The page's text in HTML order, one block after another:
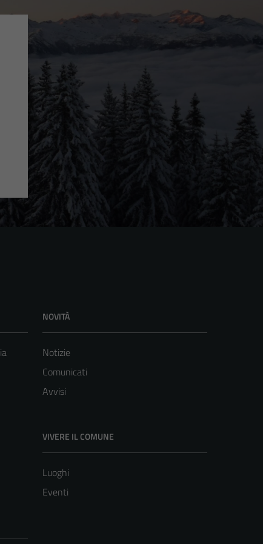
NOVITÀ
Notizie
Comunicati
Avvisi
VIVERE IL COMUNE
Luoghi
Eventi